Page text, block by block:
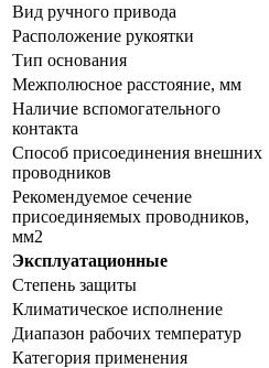
Вид ручного привода
Расположение рукоятки
Тип основания
Межполюсное расстояние, мм
Наличие вспомогательного
контакта
Способ присоединения внешних
проводников
Рекомендуемое сечение
присоединяемых проводников,
мм2
Эксплуатационные
Степень защиты
Климатическое исполнение
Диапазон рабочих температур
Категория применения